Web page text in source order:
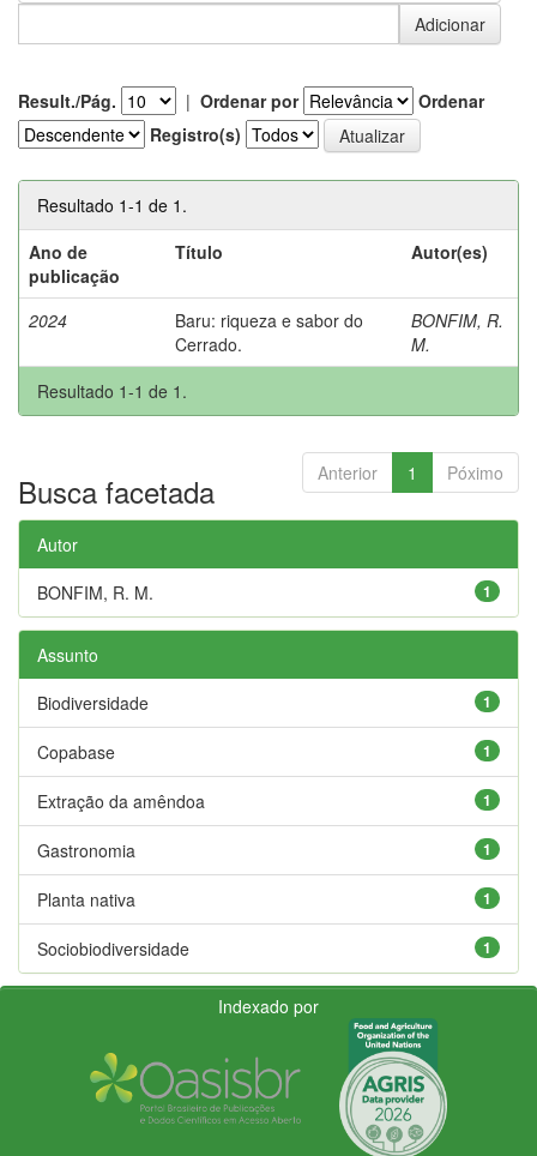
Result./Pág. | Ordenar por
Ordenar
Registro(s)
Resultado 1-1 de 1.
Ano de
publicação
Título Autor(es)
2024
Baru: riqueza e sabor do
Cerrado.
BONFIM, R.
M.
Resultado 1-1 de 1.
Anterior 1 Póximo
Busca facetada
Autor
1
BONFIM, R. M.
Assunto
1
Biodiversidade
1
Copabase
1
Extração da amêndoa
1
Gastronomia
1
Planta nativa
1
Sociobiodiversidade
Indexado por